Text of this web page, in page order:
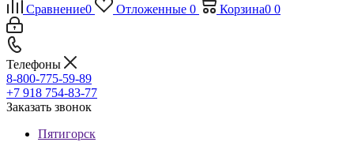
Сравнение0 Отложенные 0 Корзина0 0
Телефоны
8-800-775-59-89
+7 918 754-83-77
Заказать звонок
Пятигорск